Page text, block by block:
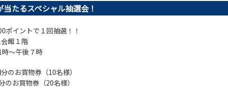
当たるスペシャル抽選会！
ポイントで１回抽選！！
館１階
時～午後７時
のお買物券（10名様）
のお買物券（20名様）